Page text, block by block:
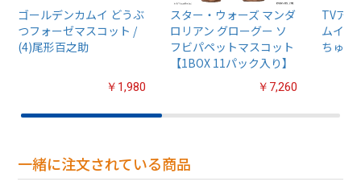
ゴールデンカムイ どうぶ
つフォーゼマスコット /
(4)尾形百之助
￥1,980
スター・ウォーズ マンダ
ロリアン グローグー ソ
フビパペットマスコット
【1BOX 11パック入り】
￥7,260
TVア
ムイ』
ちゅる
一緒に注文されている商品